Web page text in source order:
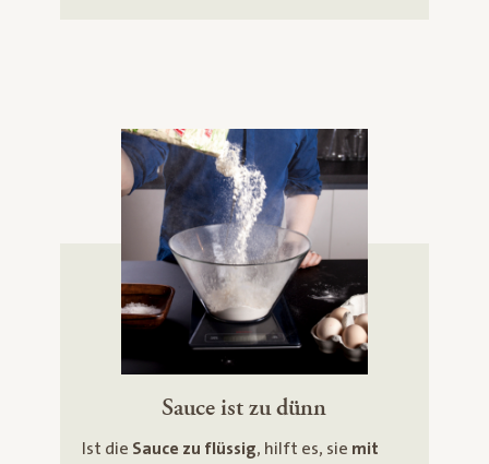
Sauce ist zu dünn
Ist die Sauce zu flüssig, hilft es, sie mit